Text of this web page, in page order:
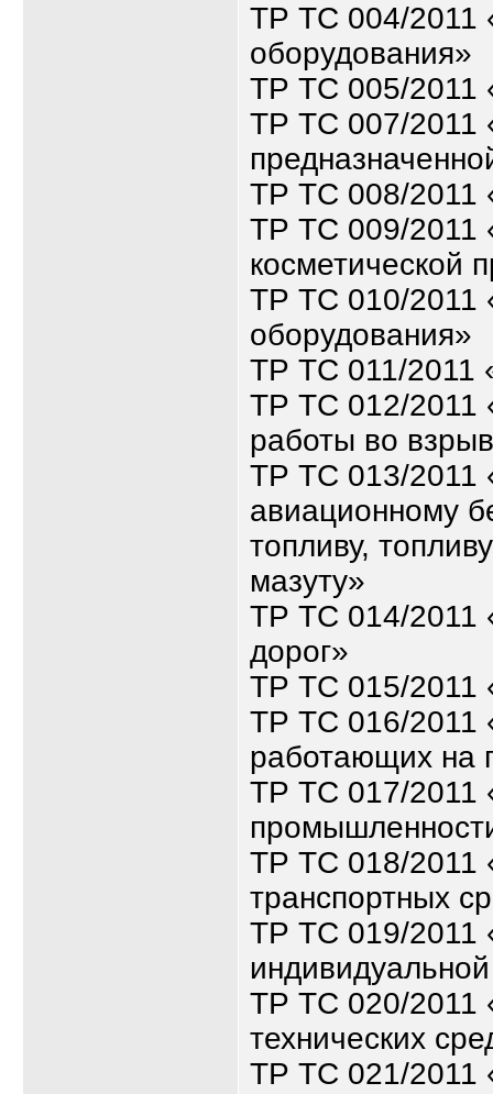
ТР ТС 004/2011
оборудования»
ТР ТС 005/2011
ТР ТС 007/2011
ТР ТС 008/2011
ТР ТС 009/2011
косметической
ТР ТС 010/2011
оборудования»
ТР ТС 011/2011
ТР ТС 012/2011
работы во
ТР ТС 013/2011
авиационному
топливу,
мазуту»
ТР ТС 014/2011
дорог»
ТР ТС 015/2011
ТР ТС 016/2011
работающих на
ТР ТС 017/2011
ТР ТС 018/2011
транспортных
ТР ТС 019/2011
ТР ТС 020/2011
технических
ТР ТС 021/2011